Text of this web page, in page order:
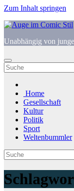
Zum Inhalt springen
Unabhängig von
Home
Gesellschaft
Kultur
Politik
Sport
Weltenbummler